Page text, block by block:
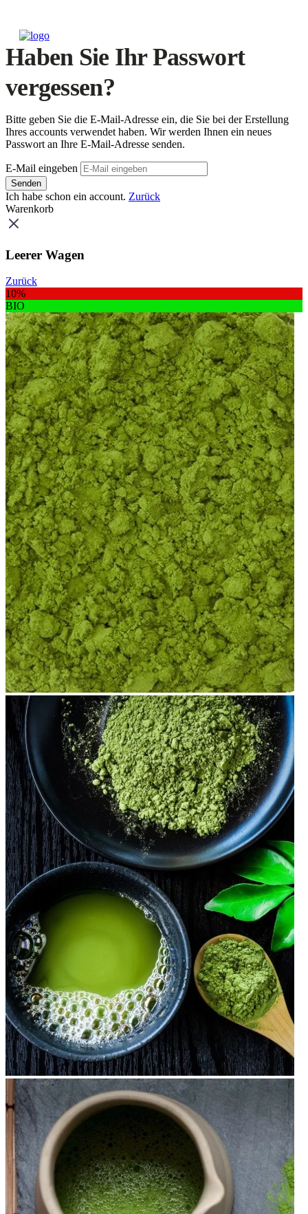
Haben Sie Ihr Passwort
vergessen?
Bitte geben Sie die E-Mail-Adresse ein, die Sie bei der Erstellung
Ihres accounts verwendet haben. Wir werden Ihnen ein neues
Passwort an Ihre E-Mail-Adresse senden.
E-Mail eingeben
Senden
Ich habe schon ein account. Zurück
Warenkorb
Leerer Wagen
Zurück
10%
BIO